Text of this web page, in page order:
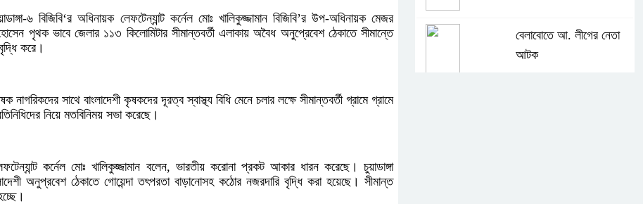
৬ বিজিবি‘র অধিনায়ক লেফটেন্যান্ট কর্নেল মোঃ খালিকুজ্জামান বিজিবি’র উপ-অধিনায়ক মেজর
পৃথক ভাবে জেলার ১১৩ কিলোমিটার সীমান্তবর্তী এলাকায় অবৈধ অনুপ্রেবেশ ঠেকাতে সীমান্তে
করে।
নাগরিকদের সাথে বাংলাদেশী কৃষকদের দূরত্ব স্বাস্থ্য বিধি মেনে চলার লক্ষে সীমান্তবর্তী গ্রামে গ্রামে
নিয়ে মতবিনিময় সভা করেছে।
কর্নেল মোঃ খালিকুজ্জামান বলেন, ভারতীয় করোনা প্রকট আকার ধারন করেছে। চুয়াডাঙ্গা
অনুপ্রবেশ ঠেকাতে গোয়েন্দা তৎপরতা বাড়ানোসহ কঠোর নজরদারি বৃদ্ধি করা হয়েছে। সীমান্ত
বেলাবোতে আ. লীগের নেতা
আটক